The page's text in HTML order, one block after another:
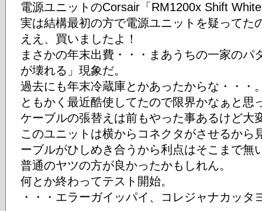
電源ユニットのCorsair「RM1200x Shift
実は結構最初の方で電源ユニットを疑ってた
ええ、買いましたよ！
まさかの年末出費・・・まあうちの一家のパ
が壊れる」現象だ。
過去にも年末冷蔵庫とかあったからな・・・
ともかく最近酷使してたので限界かなぁと思
ケーブルの張替えは前もやった事あるけど大
このユニットは横からコネクタがさせるから
ーブルがひしめき合うから利点はそこまで無
普通のヤツの方が良かったかもしれん。
何とか終わってテスト開始。
・・・エラーガイッパイ、コレジャナカッタ